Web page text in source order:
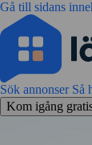
Gå till sidans
Sök annonser Så
Kom igång